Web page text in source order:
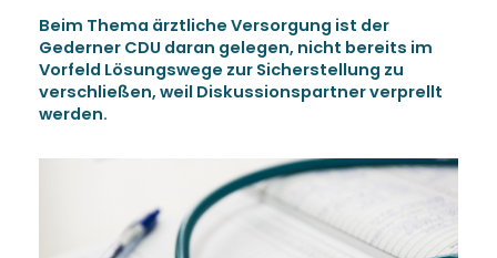
Beim Thema ärztliche Versorgung ist der
Gederner CDU daran gelegen, nicht bereits im
Vorfeld Lösungswege zur Sicherstellung zu
verschließen, weil Diskussionspartner verprellt
werden.